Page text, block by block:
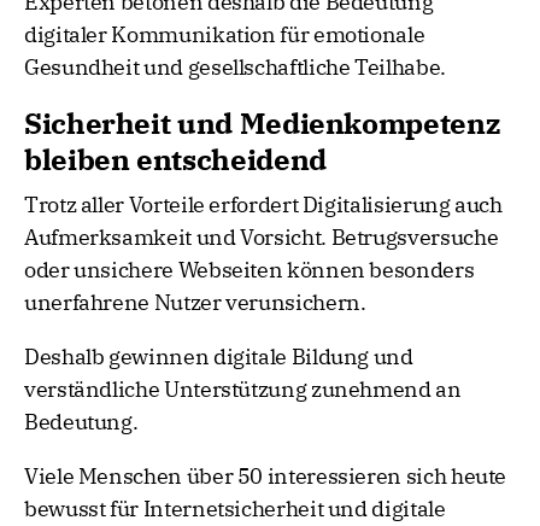
digitaler Kommunikation für emotionale
Gesundheit und gesellschaftliche Teilhabe.
Sicherheit und Medienkompetenz
bleiben entscheidend
Trotz aller Vorteile erfordert Digitalisierung auch
Aufmerksamkeit und Vorsicht. Betrugsversuche
oder unsichere Webseiten können besonders
unerfahrene Nutzer verunsichern.
Deshalb gewinnen digitale Bildung und
verständliche Unterstützung zunehmend an
Bedeutung.
Viele Menschen über 50 interessieren sich heute
bewusst für Internetsicherheit und digitale